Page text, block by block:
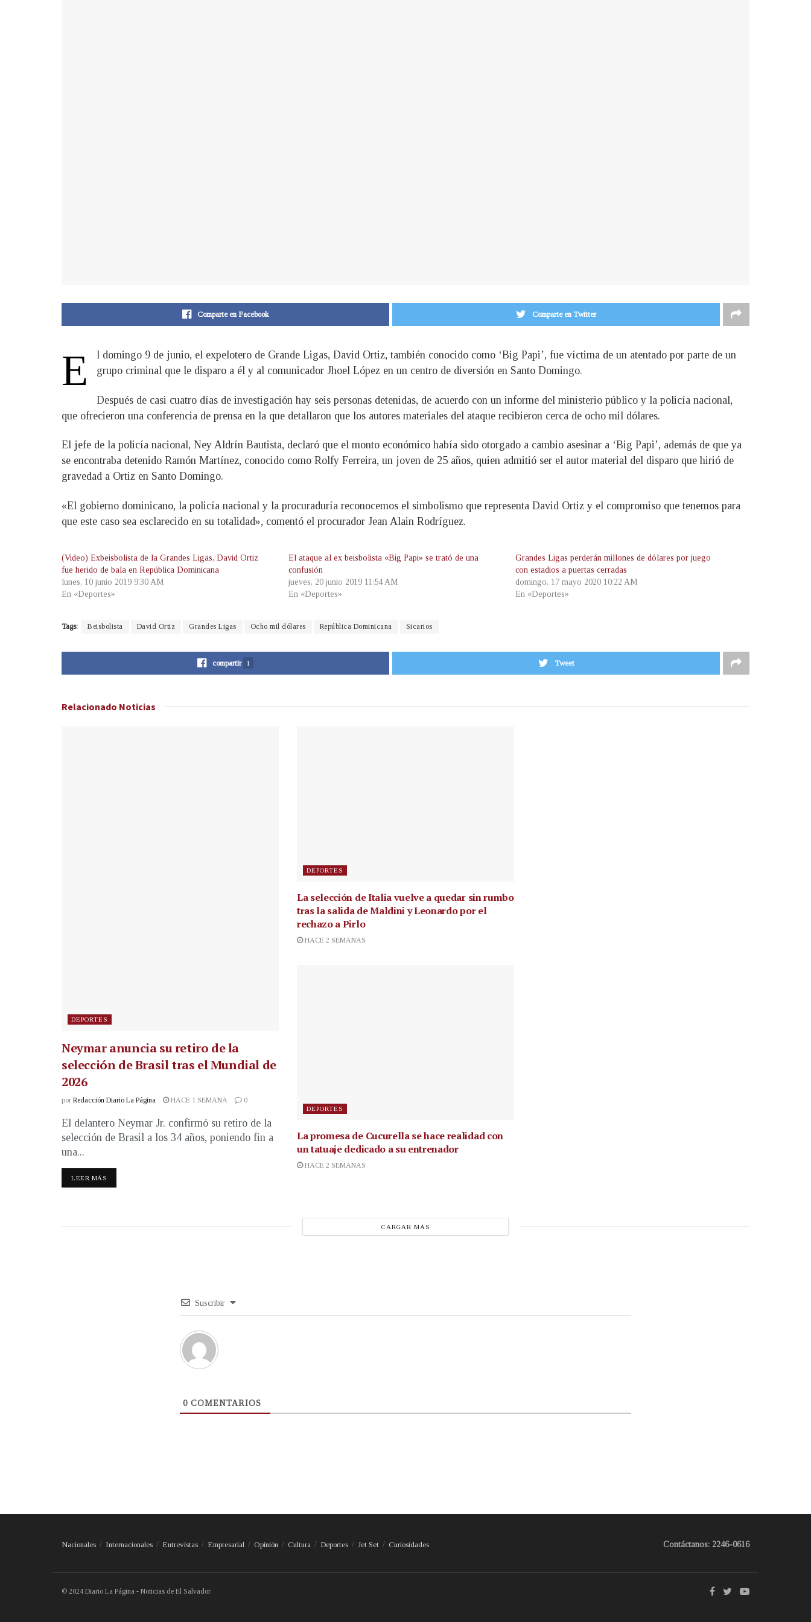
Comparte en Facebook Comparte en Twitter
E
l domingo 9 de junio, el expelotero de Grande Ligas, David Ortiz, también conocido como ‘Big Papi’, fue víctima de un atentado por parte de un
grupo criminal que le disparo a él y al comunicador Jhoel López en un centro de diversión en Santo Domingo.
Después de casi cuatro días de investigación hay seis personas detenidas, de acuerdo con un informe del ministerio público y la policía nacional,
que ofrecieron una conferencia de prensa en la que detallaron que los autores materiales del ataque recibieron cerca de ocho mil dólares.
El jefe de la policía nacional, Ney Aldrín Bautista, declaró que el monto económico había sido otorgado a cambio asesinar a ‘Big Papi’, además de que ya
se encontraba detenido Ramón Martínez, conocido como Rolfy Ferreira, un joven de 25 años, quien admitió ser el autor material del disparo que hirió de
gravedad a Ortiz en Santo Domingo.
«El gobierno dominicano, la policía nacional y la procuraduría reconocemos el simbolismo que representa David Ortiz y el compromiso que tenemos para
que este caso sea esclarecido en su totalidad», comentó el procurador Jean Alain Rodríguez.
(Video) Exbeisbolista de la Grandes Ligas, David Ortiz
fue herido de bala en República Dominicana
lunes, 10 junio 2019 9:30 AM
En «Deportes»
El ataque al ex beisbolista «Big Papi» se trató de una
confusión
jueves, 20 junio 2019 11:54 AM
En «Deportes»
Grandes Ligas perderán millones de dólares por juego
con estadios a puertas cerradas
domingo, 17 mayo 2020 10:22 AM
En «Deportes»
Tags: Beisbolista David Ortiz Grandes Ligas Ocho mil dólares República Dominicana Sicarios
compartir 1 Tweet
Relacionado Noticias
DEPORTES
Neymar anuncia su retiro de la
selección de Brasil tras el Mundial de
2026
por Redacción Diario La Página HACE 1 SEMANA 0
El delantero Neymar Jr. confirmó su retiro de la
selección de Brasil a los 34 años, poniendo fin a
una...
LEER MÁS
DEPORTES
La selección de Italia vuelve a quedar sin rumbo
tras la salida de Maldini y Leonardo por el
rechazo a Pirlo
HACE 2 SEMANAS
DEPORTES
La promesa de Cucurella se hace realidad con
un tatuaje dedicado a su entrenador
HACE 2 SEMANAS
CARGAR MÁS
Suscribir
0 COMENTARIOS
Nacionales Internacionales Entrevistas Empresarial Opinión Cultura Deportes Jet Set Curiosidades Contáctanos: 2246-0616
© 2024 Diario La Página - Noticias de El Salvador